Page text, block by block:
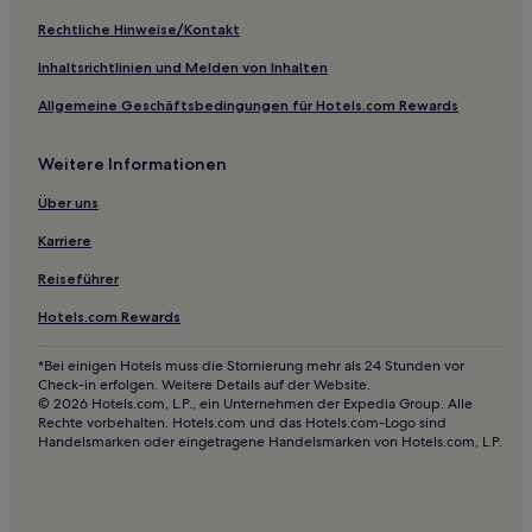
Ski in La Bourboule
Familien in La Bourboule
Günstige in Saint-Étienne
Günstige nahe Super-Besse
Hotels mit Parkplatz in Issoire
Familien in Vichy
Business in Roanne
Haustierfreundliche in Roanne
Haustierfreundliche in Aubière
Familien in Aurillac
Haustierfreundliche in Thiers
Rechtliche Hinweise/Kontakt
Inhaltsrichtlinien und Melden von Inhalten
Allgemeine Geschäftsbedingungen für Hotels.com Rewards
Weitere Informationen
Über uns
Karriere
Reiseführer
Hotels.com Rewards
*Bei einigen Hotels muss die Stornierung mehr als 24 Stunden vor
Check-in erfolgen. Weitere Details auf der Website.
© 2026 Hotels.com, L.P., ein Unternehmen der Expedia Group. Alle
Rechte vorbehalten. Hotels.com und das Hotels.com-Logo sind
Handelsmarken oder eingetragene Handelsmarken von Hotels.com, L.P.